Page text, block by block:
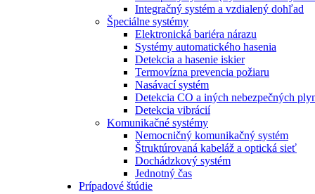
Integračný systém a vzdialený dohľad
Špeciálne systémy
Elektronická bariéra nárazu
Systémy automatického hasenia
Detekcia a hasenie iskier
Termovízna prevencia požiaru
Nasávací systém
Detekcia CO a iných nebezpečných
Detekcia vibrácií
Komunikačné systémy
Nemocničný komunikačný systém
Štruktúrovaná kabeláž a optická sieť
Dochádzkový systém
Jednotný čas
Prípadové štúdie